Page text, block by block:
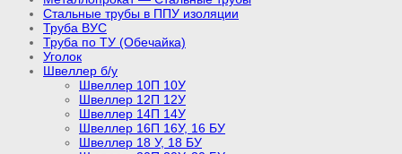
Стальные трубы в ППУ изоляции
Труба ВУС
Труба по ТУ (Обечайка)
Уголок
Швеллер б/у
Швеллер 10П 10У
Швеллер 12П 12У
Швеллер 14П 14У
Швеллер 16П 16У, 16 БУ
Швеллер 18 У, 18 БУ